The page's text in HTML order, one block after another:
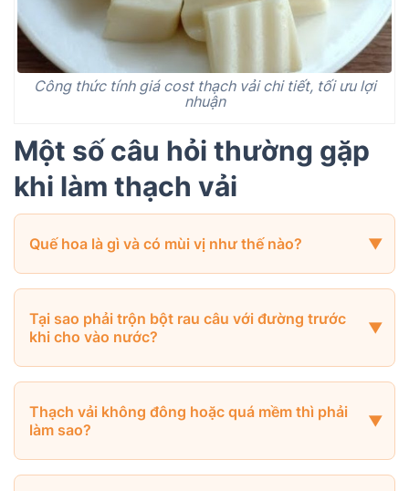
Công thức tính giá cost thạch vải chi tiết, tối ưu lợi
nhuận
Một số câu hỏi thường gặp
khi làm thạch vải
Quế hoa là gì và có mùi vị như thế nào?
Tại sao phải trộn bột rau câu với đường trước
khi cho vào nước?
Thạch vải không đông hoặc quá mềm thì phải
làm sao?